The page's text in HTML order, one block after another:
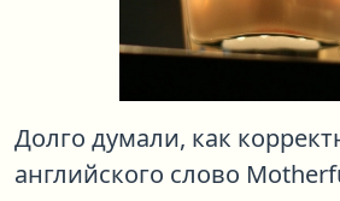
Долго думали, как
английского слово